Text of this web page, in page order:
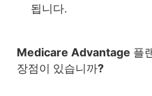
됩니다.
Medicare Advantage 플
장점이 있습니까?